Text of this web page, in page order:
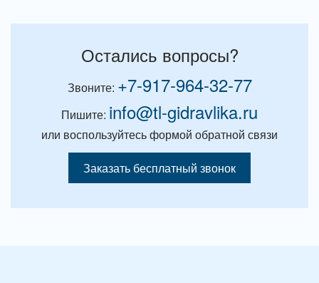
Остались вопросы?
Звоните: +7-917-964-32-77
Пишите: info@tl-gidravlika.ru
или воспользуйтесь формой обратной связи
Заказать бесплатный звонок